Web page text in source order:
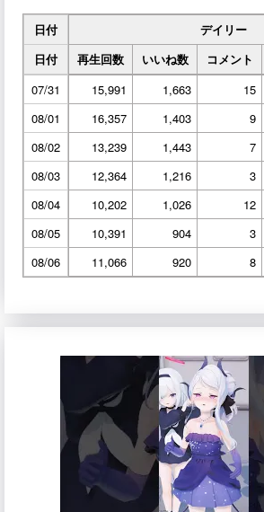
日付
デイリー
日付
再生回数 いいね数 コメント
07/31
15,991 1,663 15
08/01
16,357 1,403 9
08/02
13,239 1,443 7
08/03
12,364 1,216 3
08/04
10,202 1,026 12
08/05
10,391 904 3
08/06
11,066 920 8